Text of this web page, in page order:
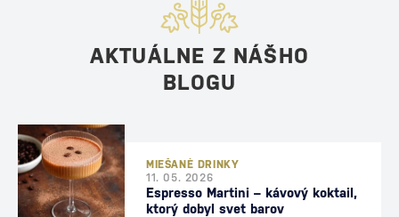
AKTUÁLNE Z NÁŠHO
BLOGU
MIEŠANÉ DRINKY
11. 05. 2026
Espresso Martini – kávový koktail,
ktorý dobyl svet barov